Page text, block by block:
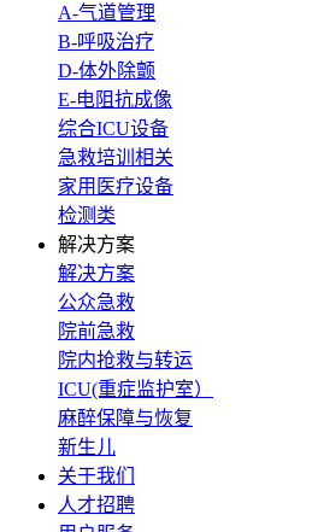
A-气道管理
B-呼吸治疗
D-体外除颤
E-电阻抗成像
综合ICU设备
急救培训相关
家用医疗设备
检测类
解决方案
解决方案
公众急救
院前急救
院内抢救与转运
ICU(重症监护室）
麻醉保障与恢复
新生儿
关于我们
人才招聘